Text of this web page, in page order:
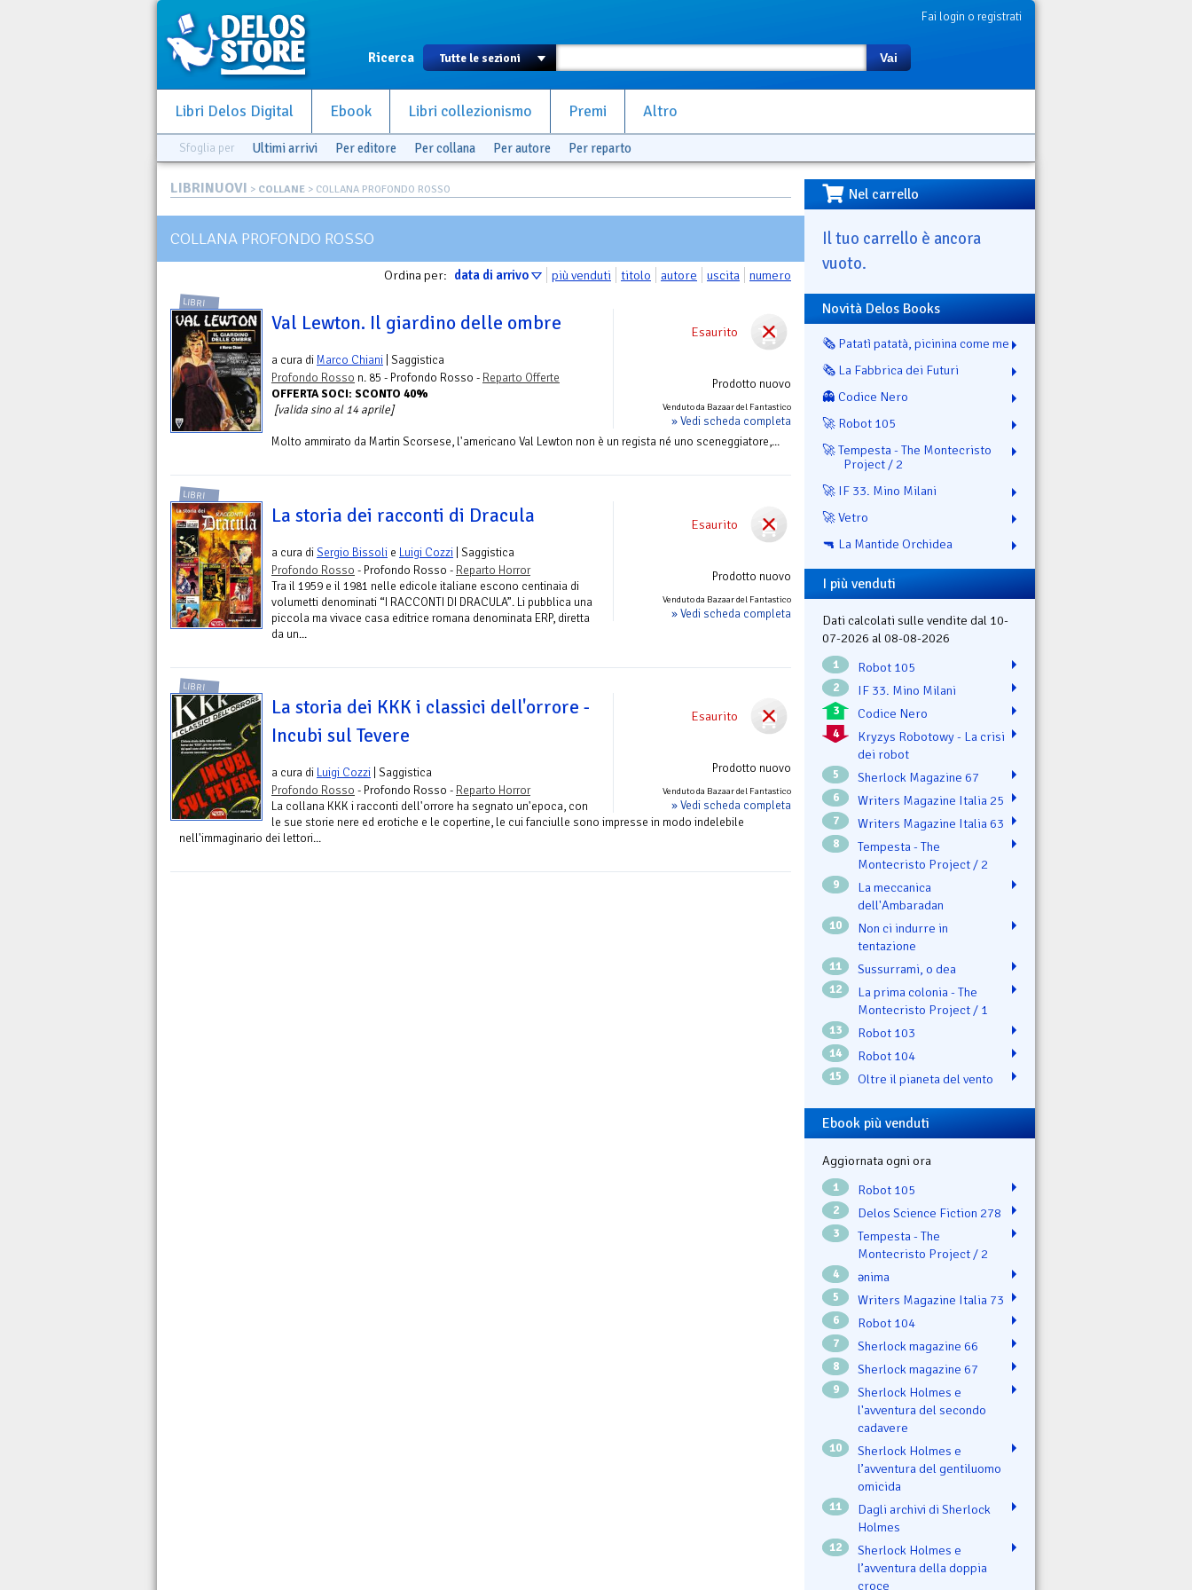
Fai login o registrati
Ricerca Vai
Libri Delos Digital Ebook Libri collezionismo Premi Altro
Sfoglia per Ultimi arrivi Per editore Per collana Per autore Per reparto
LIBRINUOVI > COLLANE > COLLANA PROFONDO ROSSO
COLLANA PROFONDO ROSSO
Ordina per: data di arrivo più venduti titolo autore uscita numero
Esaurito
Prodotto nuovo
Venduto da Bazaar del Fantastico
» Vedi scheda completa
LIBRI
Val Lewton. Il giardino delle ombre
a cura di Marco Chiani | Saggistica
Profondo Rosso n. 85 - Profondo Rosso - Reparto Offerte
OFFERTA SOCI: SCONTO 40%
[valida sino al 14 aprile]
Molto ammirato da Martin Scorsese, l'americano Val Lewton non è un regista né uno sceneggiatore,...
Esaurito
Prodotto nuovo
Venduto da Bazaar del Fantastico
» Vedi scheda completa
LIBRI
La storia dei racconti di Dracula
a cura diSergio Bissoli e Luigi Cozzi | Saggistica
Profondo Rosso - Profondo Rosso - Reparto Horror
Tra il 1959 e il 1981 nelle edicole italiane escono centinaia di
volumetti denominati “I RACCONTI DI DRACULA”. Li pubblica una
piccola ma vivace casa editrice romana denominata ERP, diretta
da un...
Esaurito
Prodotto nuovo
Venduto da Bazaar del Fantastico
» Vedi scheda completa
LIBRI
La storia dei KKK i classici dell'orrore -
Incubi sul Tevere
a cura di Luigi Cozzi | Saggistica
Profondo Rosso - Profondo Rosso - Reparto Horror
La collana KKK i racconti dell'orrore ha segnato un'epoca, con
le sue storie nere ed erotiche e le copertine, le cui fanciulle sono impresse in modo indelebile
nell'immaginario dei lettori...
Nel carrello
Il tuo carrello è ancora
vuoto.
Novità Delos Books
🗞️ Patatì patatà, picinina come me
🗞️ La Fabbrica dei Futuri
👻 Codice Nero
🚀 Robot 105
🚀 Tempesta - The Montecristo
Project / 2
🚀 IF 33. Mino Milani
🚀 Vetro
🔫 La Mantide Orchidea
I più venduti
Dati calcolati sulle vendite dal 10-
07-2026 al 08-08-2026
1 Robot 105
2 IF 33. Mino Milani
3 Codice Nero
4
Kryzys Robotowy - La crisi
dei robot
5 Sherlock Magazine 67
6 Writers Magazine Italia 25
7 Writers Magazine Italia 63
8
Tempesta - The
Montecristo Project / 2
9
La meccanica
dell'Ambaradan
10
Non ci indurre in
tentazione
11 Sussurrami, o dea
12
La prima colonia - The
Montecristo Project / 1
13 Robot 103
14 Robot 104
15 Oltre il pianeta del vento
Ebook più venduti
Aggiornata ogni ora
1 Robot 105
2 Delos Science Fiction 278
3
Tempesta - The
Montecristo Project / 2
4 ənima
5 Writers Magazine Italia 73
6 Robot 104
7 Sherlock magazine 66
8 Sherlock magazine 67
9
Sherlock Holmes e
l'avventura del secondo
cadavere
10
Sherlock Holmes e
l’avventura del gentiluomo
omicida
11
Dagli archivi di Sherlock
Holmes
12
Sherlock Holmes e
l’avventura della doppia
croce